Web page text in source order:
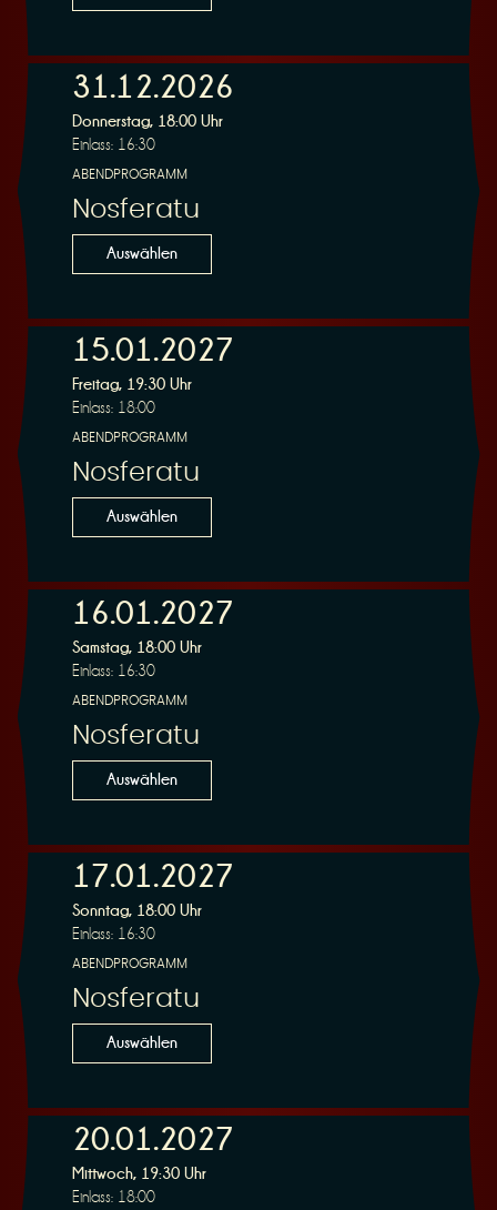
31.12.2026
Donnerstag, 18:00 Uhr
Einlass: 16:30
ABENDPROGRAMM
Nosferatu
Auswählen
15.01.2027
Freitag, 19:30 Uhr
Einlass: 18:00
ABENDPROGRAMM
Nosferatu
Auswählen
16.01.2027
Samstag, 18:00 Uhr
Einlass: 16:30
ABENDPROGRAMM
Nosferatu
Auswählen
17.01.2027
Sonntag, 18:00 Uhr
Einlass: 16:30
ABENDPROGRAMM
Nosferatu
Auswählen
20.01.2027
Mittwoch, 19:30 Uhr
Einlass: 18:00